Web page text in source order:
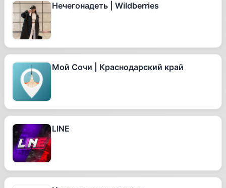
Нечегонадеть | Wildberries
Мой Сочи | Краснодарский край
LINE